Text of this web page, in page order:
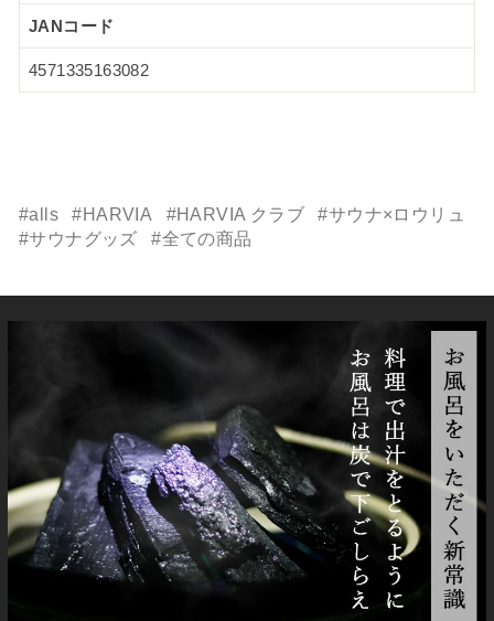
JANコード
4571335163082
#alls #HARVIA #HARVIA クラブ
#サウナ×ロウリュ
#サウナグッズ
#全ての商品